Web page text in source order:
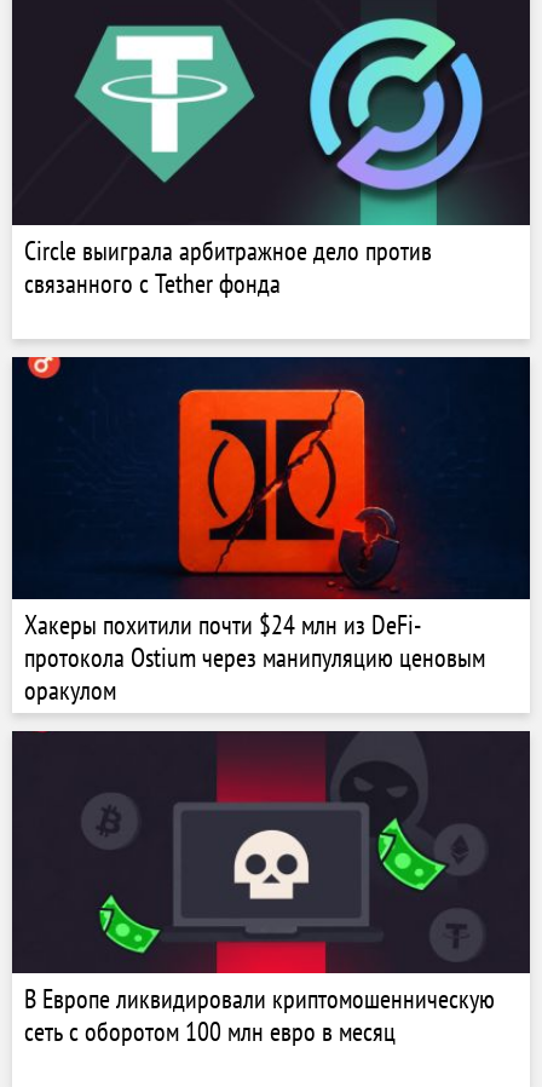
Circle выиграла арбитражное дело против
связанного с Tether фонда
Хакеры похитили почти $24 млн из DeFi-
протокола Ostium через манипуляцию ценовым
оракулом
В Европе ликвидировали криптомошенническую
сеть с оборотом 100 млн евро в месяц